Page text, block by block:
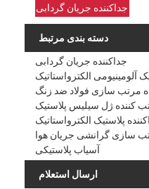
جداکننده جریان گردابی
دسته بندی مرتبط
جداکننده جریان گردابی
الکترواستاتیک
مرتب سازی فولاد ضد زنگ
کننده ژل سیلیس پلاستیک
پلاستیک الکترواستاتیک
سازی گرانشی جریان هوا
آسیاب پلاستیکی
ارسال استعلام